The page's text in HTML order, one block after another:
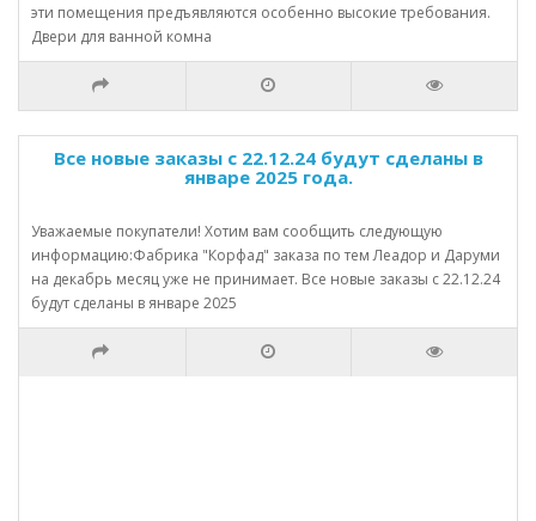
эти помещения предъявляются особенно высокие требования.
Двери для ванной комна
Все новые заказы с 22.12.24 будут сделаны в
январе 2025 года.
Уважаемые покупатели! Хотим вам сообщить следующую
информацию:Фабрика "Корфад" заказа по тем Леадор и Даруми
на декабрь месяц уже не принимает. Все новые заказы с 22.12.24
будут сделаны в январе 2025